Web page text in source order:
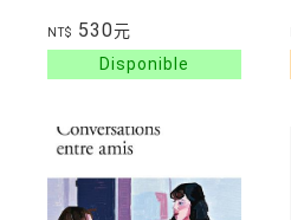
NT$ 530元